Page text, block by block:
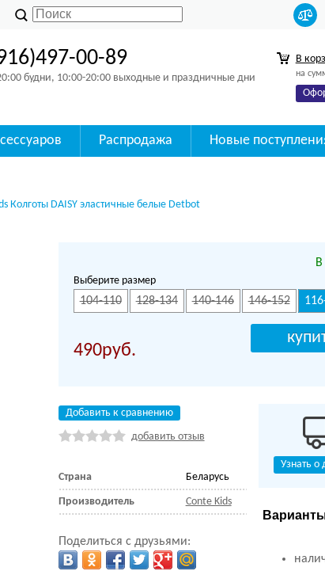
00-89
будни, 10:00-20:00 выходные и праздничные дни
В
на
Распродажа Новые
Колготы DAISY эластичные белые Detbot
Выберите размер
104-110 128-134 140-146 146-152
490
Добавить к сравнению
добавить отзыв
Страна Беларусь
Производитель Conte Kids
Поделиться с друзьями:
Узнать о